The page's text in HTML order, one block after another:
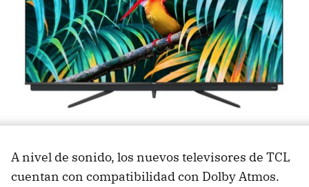
A nivel de sonido, los nuevos televisores de TCL
cuentan con compatibilidad con Dolby Atmos.